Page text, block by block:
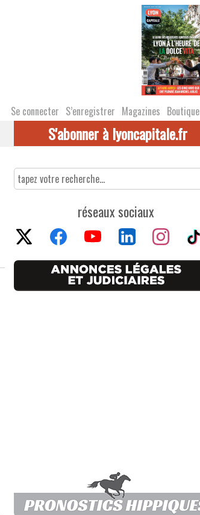
Se connecter S’enregistrer Magazines Boutique
S'abonner à lyoncapitale.fr
réseaux sociaux